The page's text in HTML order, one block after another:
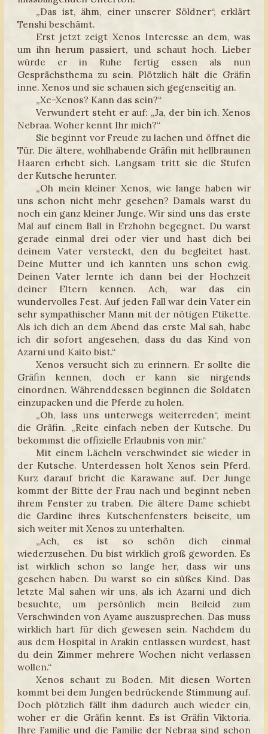
„Das ist, ähm, einer unserer Söldner“, erklärt
Tenshi beschämt.
Erst jetzt zeigt Xenos Interesse an dem, was
um ihn herum passiert, und schaut hoch. Lieber
würde er in Ruhe fertig essen als nun
Gesprächsthema zu sein. Plötzlich hält die Gräfin
inne. Xenos und sie schauen sich gegenseitig an.
„Xe-Xenos? Kann das sein?“
Verwundert steht er auf: „Ja, der bin ich. Xenos
Nebraa. Woher kennt Ihr mich?“
Sie beginnt vor Freude zu lachen und öffnet die
Tür. Die ältere, wohlhabende Gräfin mit hellbraunen
Haaren erhebt sich. Langsam tritt sie die Stufen
der Kutsche herunter.
„Oh mein kleiner Xenos, wie lange haben wir
uns schon nicht mehr gesehen? Damals warst du
noch ein ganz kleiner Junge. Wir sind uns das erste
Mal auf einem Ball in Erzhohn begegnet. Du warst
gerade einmal drei oder vier und hast dich bei
deinem Vater versteckt, den du begleitet hast.
Deine Mutter und ich kannten uns schon ewig.
Deinen Vater lernte ich dann bei der Hochzeit
deiner Eltern kennen. Ach, war das ein
wundervolles Fest. Auf jeden Fall war dein Vater ein
sehr sympathischer Mann mit der nötigen Etikette.
Als ich dich an dem Abend das erste Mal sah, habe
ich dir sofort angesehen, dass du das Kind von
Azarni und Kaito bist.“
Xenos versucht sich zu erinnern. Er sollte die
Gräfin kennen, doch er kann sie nirgends
einordnen. Währenddessen beginnen die Soldaten
einzupacken und die Pferde zu holen.
„Oh, lass uns unterwegs weiterreden“, meint
die Gräfin. „Reite einfach neben der Kutsche. Du
bekommst die offizielle Erlaubnis von mir.“
Mit einem Lächeln verschwindet sie wieder in
der Kutsche. Unterdessen holt Xenos sein Pferd.
Kurz darauf bricht die Karawane auf. Der Junge
kommt der Bitte der Frau nach und beginnt neben
ihrem Fenster zu traben. Die ältere Dame schiebt
die Gardine ihres Kutschenfensters beiseite, um
sich weiter mit Xenos zu unterhalten.
„Ach, es ist so schön dich einmal
wiederzusehen. Du bist wirklich groß geworden. Es
ist wirklich schon so lange her, dass wir uns
gesehen haben. Du warst so ein süßes Kind. Das
letzte Mal sahen wir uns, als ich Azarni und dich
besuchte, um persönlich mein Beileid zum
Verschwinden von Ayame auszusprechen. Das muss
wirklich hart für dich gewesen sein. Nachdem du
aus dem Hospital in Arakin entlassen wurdest, hast
du dein Zimmer mehrere Wochen nicht verlassen
wollen.“
Xenos schaut zu Boden. Mit diesen Worten
kommt bei dem Jungen bedrückende Stimmung auf.
Doch plötzlich fällt ihm dadurch auch wieder ein,
woher er die Gräfin kennt. Es ist Gräfin Viktoria.
Ihre Familie und die Familie der Nebraa sind schon